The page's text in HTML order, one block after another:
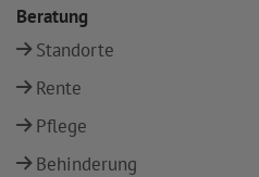
Beratung
Standorte
Rente
Pflege
Behinderung